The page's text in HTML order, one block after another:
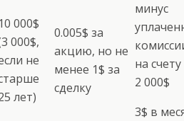
10 000$
000$,
не
лет)
0.005$ за
акцию, но не
менее 1$ за
сделку
минус
на
2 000$
3$ в